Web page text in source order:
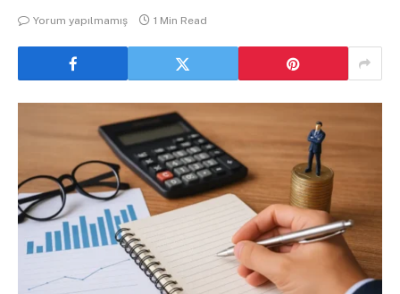
Yorum yapılmamış 1 Min Read